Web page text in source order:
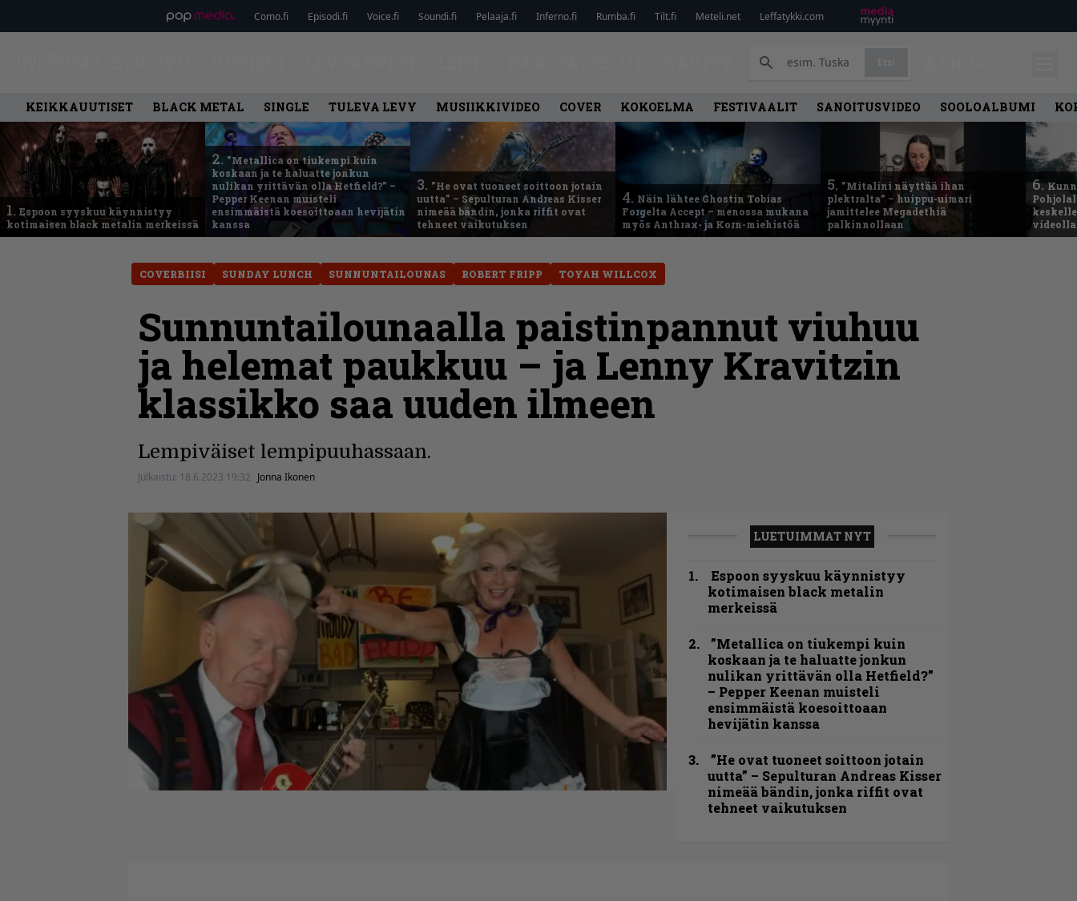
Como.fi Episodi.fi Voice.fi Soundi.fi Pelaaja.fi Inferno.fi Rumba.fi Tilt.fi Meteli.net Leffatykki.com
KEIKKAUUTISET BLACK METAL SINGLE TULEVA LEVY MUSIIKKIVIDEO COVER KOKOELMA FESTIVAALIT SANOITUSVIDEO SOOLOALBUMI
1. Espoon syyskuu käynnistyy
kotimaisen black metalin merkeissä
2. ”Metallica on tiukempi kuin
koskaan ja te haluatte jonkun
nulikan yrittävän olla Hetfield?” –
Pepper Keenan muisteli
ensimmäistä koesoittoaan hevijätin
kanssa
3. ”He ovat tuoneet soittoon jotain
uutta” – Sepulturan Andreas Kisser
nimeää bändin, jonka riffit ovat
tehneet vaikutuksen
4. Näin lähtee Ghostin Tobias
Forgelta Accept – menossa mukana
myös Anthrax- ja Korn-miehistöä
5. ”Mitalini näyttää ihan
plektralta” – huippu-uimari
jamittelee Megadethiä
palkinnollaan
6.
COVERBIISI SUNDAY LUNCH SUNNUNTAILOUNAS ROBERT FRIPP TOYAH WILLCOX
Sunnuntailounaalla paistinpannut viuhuu
ja helemat paukkuu – ja Lenny Kravitzin
klassikko saa uuden ilmeen
Lempiväiset lempipuuhassaan.
Julkaistu: 18.6.2023 19:32 Jonna Ikonen
LUETUIMMAT NYT
Espoon syyskuu käynnistyy
kotimaisen black metalin
merkeissä
”Metallica on tiukempi kuin
koskaan ja te haluatte jonkun
nulikan yrittävän olla Hetfield?”
– Pepper Keenan muisteli
ensimmäistä koesoittoaan
hevijätin kanssa
”He ovat tuoneet soittoon jotain
uutta” – Sepulturan Andreas Kisser
nimeää bändin, jonka riffit ovat
tehneet vaikutuksen